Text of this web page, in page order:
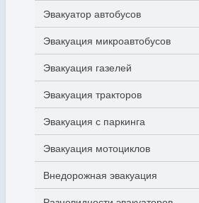
Эвакуатор автобусов
Эвакуация микроавтобусов
Эвакуация газелей
Эвакуация тракторов
Эвакуация с паркинга
Эвакуация мотоциклов
Внедорожная эвакуация